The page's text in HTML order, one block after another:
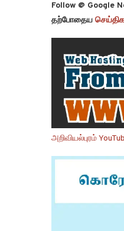
Follow @ Google
தற்போதைய
அறிவியல்புரம்